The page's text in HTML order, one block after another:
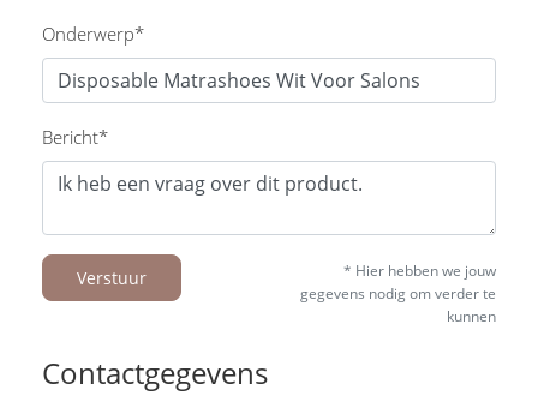
Onderwerp*
Bericht*
Verstuur
* Hier hebben we jouw
gegevens nodig om verder te
kunnen
Contactgegevens